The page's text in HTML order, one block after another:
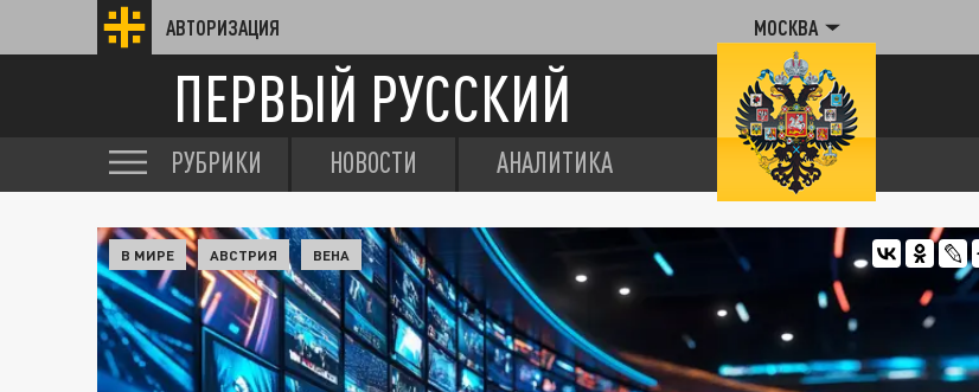
АВТОРИЗАЦИЯ МОСКВА
ПЕРВЫЙ РУССКИЙ
РУБРИКИ НОВОСТИ АНАЛИТИКА
В МИРЕ АВСТРИЯ ВЕНА